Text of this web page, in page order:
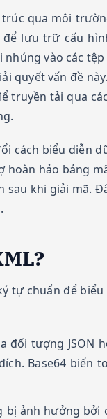
qua môi
lưu trữ cấu
vào các
quyết vấn đề
truyền tải qua
cách biểu diễn
hoàn hảo bảng
khi giải mã.
tự chuẩn để
tượng JSON
Base64 biến
ảnh hưởng bởi